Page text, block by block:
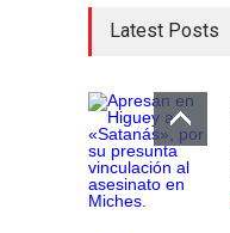
Latest Posts